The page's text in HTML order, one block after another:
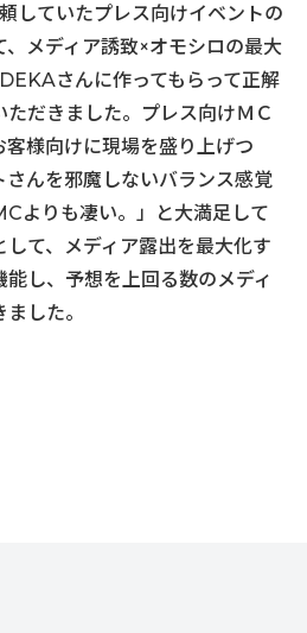
していたプレス向けイベントの
メディア誘致×オモシロの最大
さんに作ってもらって正解
だきました。プレス向けＭＣ
様向けに現場を盛り上げつ
んを邪魔しないバランス感覚
よりも凄い。」と大満足して
て、メディア露出を最大化す
し、予想を上回る数のメディ
した。